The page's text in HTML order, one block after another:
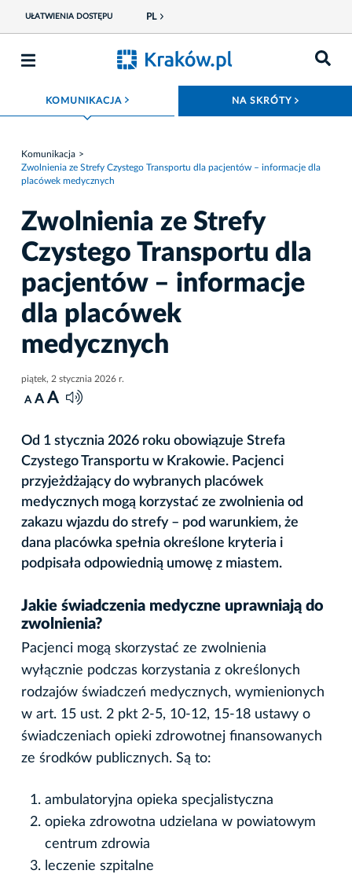
UŁATWIENIA DOSTĘPU PL
KOMUNIKACJA ROZWIŃ MENU NA SKRÓTY
Komunikacja
Zwolnienia ze Strefy Czystego Transportu dla pacjentów – informacje dla
placówek medycznych
Zwolnienia ze Strefy
Czystego Transportu dla
pacjentów – informacje
dla placówek
medycznych
piątek, 2 stycznia 2026 r.
A A A
Od 1 stycznia 2026 roku obowiązuje Strefa
Czystego Transportu w Krakowie. Pacjenci
przyjeżdżający do wybranych placówek
medycznych mogą korzystać ze zwolnienia od
zakazu wjazdu do strefy – pod warunkiem, że
dana placówka spełnia określone kryteria i
podpisała odpowiednią umowę z miastem.
Jakie świadczenia medyczne uprawniają do
zwolnienia?
Pacjenci mogą skorzystać ze zwolnienia
wyłącznie podczas korzystania z określonych
rodzajów świadczeń medycznych, wymienionych
w art. 15 ust. 2 pkt 2-5, 10-12, 15-18 ustawy o
świadczeniach opieki zdrowotnej finansowanych
ze środków publicznych. Są to:
ambulatoryjna opieka specjalistyczna
opieka zdrowotna udzielana w powiatowym
centrum zdrowia
leczenie szpitalne